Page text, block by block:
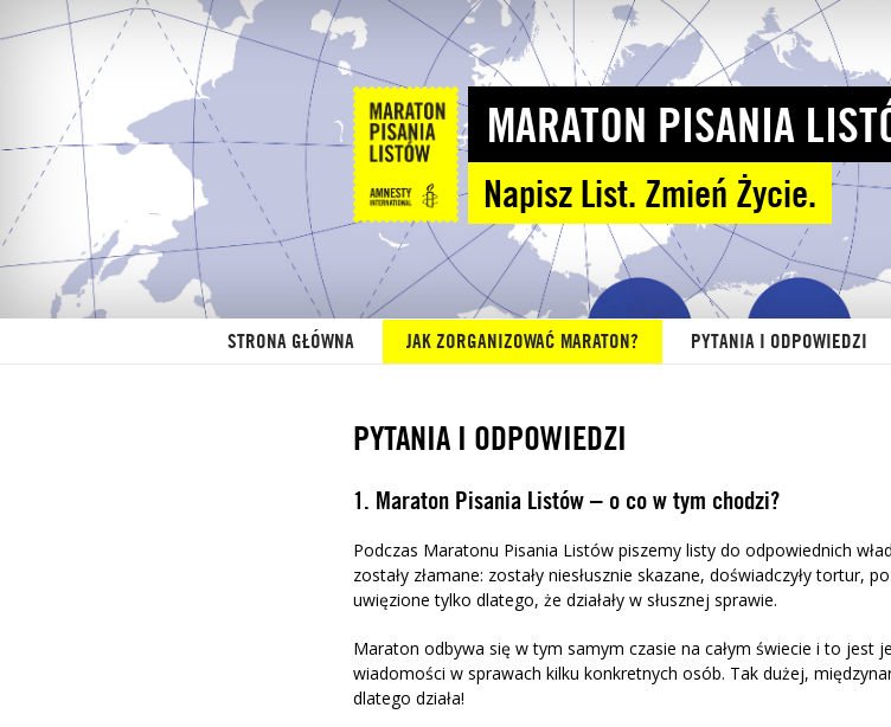
MARATON PISANIA
Napisz List. Zmień Życie.
STRONA GŁÓWNA JAK ZORGANIZOWAĆ MARATON? PYTANIA I ODPOWIEDZI
PYTANIA I ODPOWIEDZI
1. Maraton Pisania Listów – o co w tym chodzi?
Podczas Maratonu Pisania Listów piszemy listy do odpowiednich
zostały złamane: zostały niesłusznie skazane, doświadczyły tortur,
uwięzione tylko dlatego, że działaływ słusznej sprawie.
Maraton odbywa się w tym samym czasie na całym świecie i to jest
wiadomości w sprawach kilku konkretnych osób. Tak dużej, międzyn
dlatego działa!